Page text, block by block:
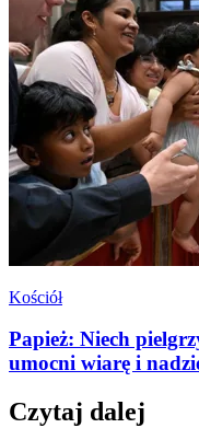
Kościół
Papież: Niech
umocni wiarę i
Czytaj dalej